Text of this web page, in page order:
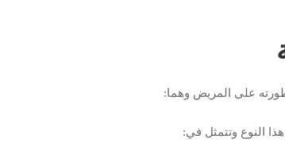
على المريض وهما:
النوع وتتمثل في: